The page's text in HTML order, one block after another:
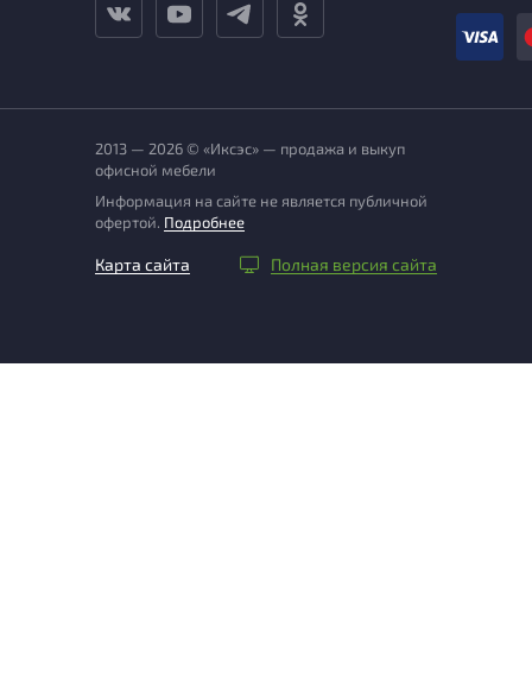
2013 — 2026 © «Иксэс» — продажа и выкуп
офисной мебели
Информация на сайте не является публичной
офертой. Подробнее
Карта сайта Полная версия сайта